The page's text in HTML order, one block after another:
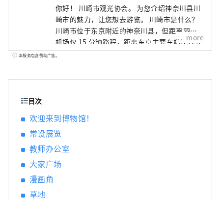
你好！ 川崎市观光协会。 为您介绍神奈川县川
崎市的魅力，让您想去游览。 川崎市是什么？
川崎市位于东京附近的神奈川县，但距离羽田
机场仅 15 分钟路程，距离东京主要车站仅几分
钟路程，而且靠近横滨、镰仓和箱根，是一个
厂景观而闻名，该景观诞生于支撑日本经济快
速增长的工业区，但它也作为东海道五十三次
之一而繁荣起来。东海道是东京到京都的主要
干道，由江户幕府的幕府将军开发。这里是川
崎大师寺的所在地，该寺在新年期间吸引了日
more
本服务包含赞助广告。
目次
欢迎来到博物馆！
常设展览
教师办公室
大家广场
漫画角
草地